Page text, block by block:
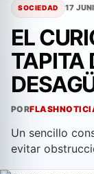
contenido
SOCIEDAD 17
EL
TAPITA
POR
Un sencillo
evitar